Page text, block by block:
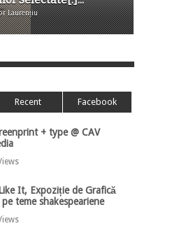
Laurențiu
Recent Facebook
+ type @ CAV
It, Expoziție de Grafică
teme shakespeariene